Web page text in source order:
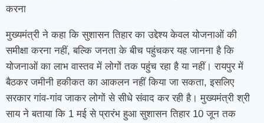
करना
मुख्यमंत्री ने कहा कि सुशासन तिहार का उद्देश्य केवल योजनाओं की
समीक्षा करना नहीं, बल्कि जनता के बीच पहुंचकर यह जानना है कि
योजनाओं का लाभ वास्तव में लोगों तक पहुंच रहा है या नहीं। रायपुर में
बैठकर जमीनी हकीकत का आकलन नहीं किया जा सकता, इसलिए
सरकार गांव-गांव जाकर लोगों से सीधे संवाद कर रही है। मुख्यमंत्री श्री
साय ने बताया कि 1 मई से प्रारंभ हुआ सुशासन तिहार 10 जून तक